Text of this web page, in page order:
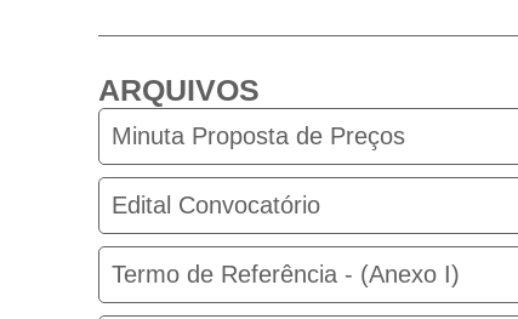
ARQUIVOS
Minuta Proposta de Preços
Edital Convocatório
Termo de Referência - (Anexo I)